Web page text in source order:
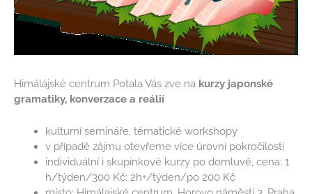
Himálájské centrum Potala Vás zve na kurzy japonské
gramatiky, konverzace a reálií
kulturní semináře, tématické workshopy
v případě zájmu otevřeme více úrovní pokročilosti
individuální i skupinkové kurzy po domluvě, cena: 1
h/týden/300 Kč; 2h+/týden/po 200 Kč